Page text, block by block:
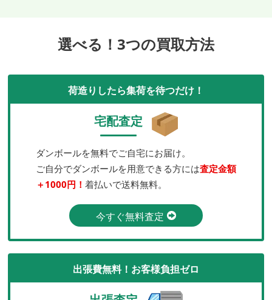
選べる！3つの買取方法
荷造りしたら集荷を待つだけ！
宅配査定
ダンボールを無料でご自宅にお届け。
ご自分でダンボールを用意できる方には査定金額
＋1000円！ 着払いで送料無料。
今すぐ無料査定
出張費無料！お客様負担ゼロ